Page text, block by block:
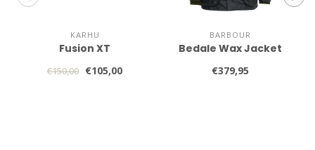
KARHU
Fusion XT
€150,00 €105,00
BARBOUR
Bedale Wax Jacket
€379,95